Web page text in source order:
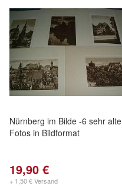
Nürnberg im Bilde -6 sehr alte
Fotos in Bildformat
19,90 €
+ 1,50 € Versand